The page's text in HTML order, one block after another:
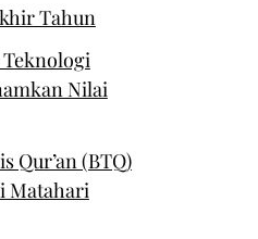
Tahun
Nilai
Qur’an (BTQ)
Matahari